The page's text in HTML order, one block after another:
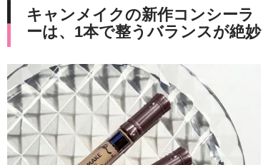
キャンメイクの新作コンシーラ
ーは、1本で整うバランスが絶妙